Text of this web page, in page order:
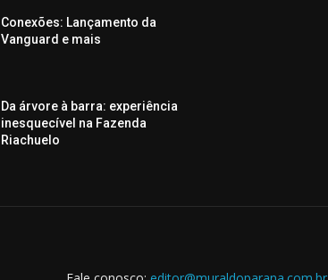
Conexões: Lançamento da
Vanguard e mais
Da árvore à barra: experiência
inesquecível na Fazenda
Riachuelo